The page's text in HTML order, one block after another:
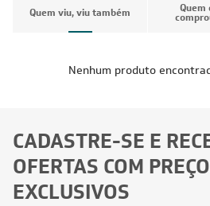
Quem viu, viu também Quem
Nenhum produto
CADASTRE-SE E
OFERTAS COM
EXCLUSIVOS